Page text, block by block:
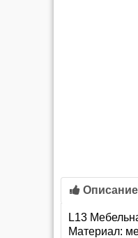
Описание
L13
Материал: